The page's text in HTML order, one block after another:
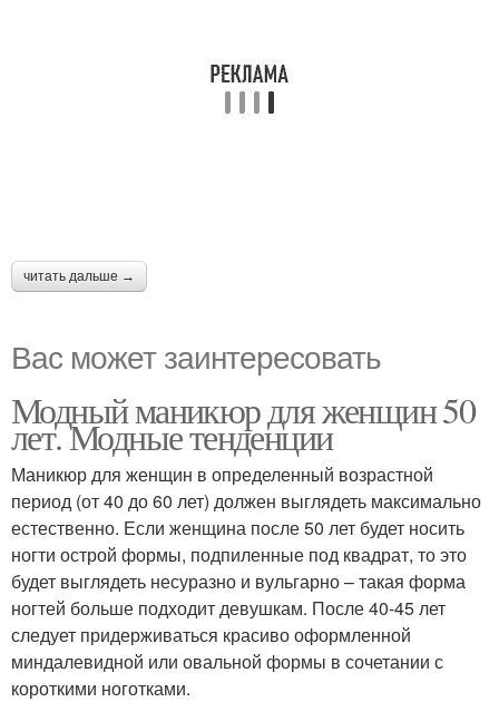
читать дальше →
Вас может заинтересовать
Модный маникюр для женщин 50
лет. Модные тенденции
Маникюр для женщин в определенный возрастной
период (от 40 до 60 лет) должен выглядеть максимально
естественно. Если женщина после 50 лет будет носить
ногти острой формы, подпиленные под квадрат, то это
будет выглядеть несуразно и вульгарно – такая форма
ногтей больше подходит девушкам. После 40-45 лет
следует придерживаться красиво оформленной
миндалевидной или овальной формы в сочетании с
короткими ноготками.